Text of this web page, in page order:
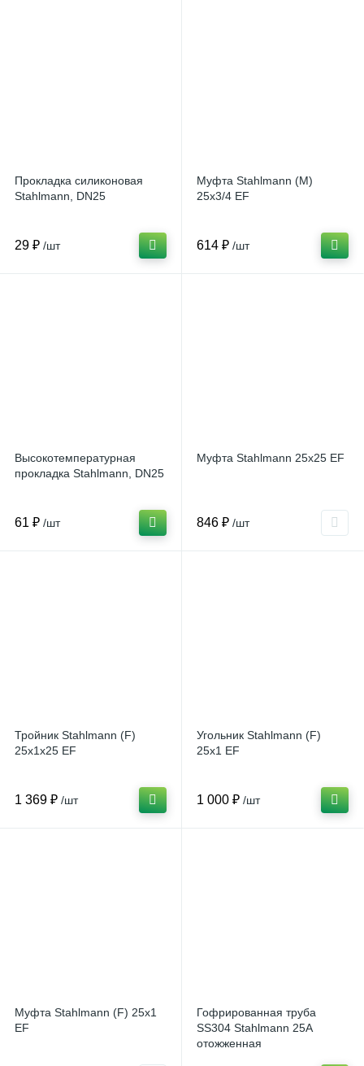
Прокладка силиконовая
Stahlmann, DN25
29 ₽ /шт
Муфта Stahlmann (М)
25х3/4 EF
614 ₽ /шт
Высокотемпературная
прокладка Stahlmann, DN25
61 ₽ /шт
Муфта Stahlmann 25х25 EF
846 ₽ /шт
Тройник Stahlmann (F)
25х1х25 EF
1 369 ₽ /шт
Угольник Stahlmann (F)
25х1 EF
1 000 ₽ /шт
Муфта Stahlmann (F) 25х1
EF
Гофрированная труба
SS304 Stahlmann 25А
отожженная